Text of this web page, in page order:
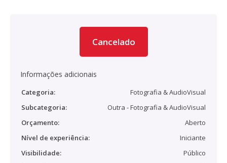
Cancelado
Informações adicionais
Categoria:
Fotografia & AudioVisual
Subcategoria:
Outra - Fotografia & AudioVisual
Orçamento:
Aberto
Nível de experiência:
Iniciante
Visibilidade:
Público